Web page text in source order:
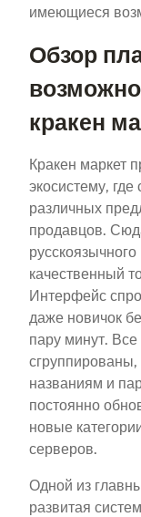
имеющиеся
Обзор
кракен
Кракен маркет
экосистему,
различных
продавцов.
качественный
Интерфейс
даже новичок
пару минут. Все
названиям и
постоянно
новые
серверов.
Одной из
развитая